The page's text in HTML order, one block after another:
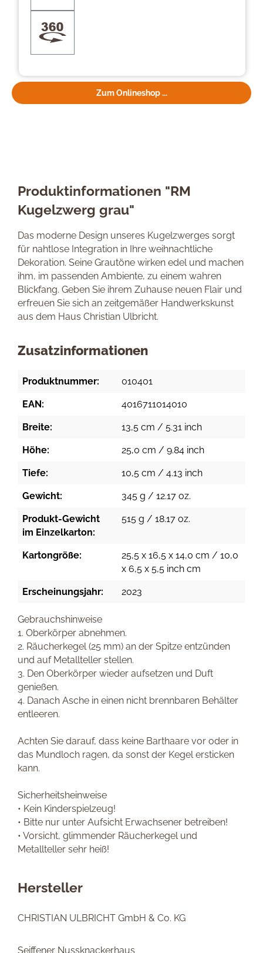
Zum Onlineshop ...
Produktinformationen "RM
Kugelzwerg grau"
Das moderne Design unseres Kugelzwerges sorgt
für nahtlose Integration in Ihre weihnachtliche
Dekoration. Seine Grautöne wirken edel und machen
ihm, im passenden Ambiente, zu einem wahren
Blickfang. Geben Sie ihrem Zuhause neuen Flair und
erfreuen Sie sich an zeitgemäßer Handwerkskunst
aus dem Haus Christian Ulbricht.
Zusatzinformationen
Produktnummer: 010401
EAN: 4016711014010
Breite: 13,5 cm / 5.31 inch
Höhe: 25,0 cm / 9.84 inch
Tiefe: 10,5 cm / 4.13 inch
Gewicht: 345 g / 12.17 oz.
Produkt-Gewicht
im Einzelkarton:
515 g / 18.17 oz.
Kartongröße:
25,5 x 16,5 x 14,0 cm / 10,0
x 6,5 x 5,5 inch cm
Erscheinungsjahr: 2023
Gebrauchshinweise
1. Oberkörper abnehmen.
2. Räucherkegel (25 mm) an der Spitze entzünden
und auf Metallteller stellen.
3. Den Oberkörper wieder aufsetzen und Duft
genießen.
4. Danach Asche in einen nicht brennbaren Behälter
entleeren.
Achten Sie darauf, dass keine Barthaare vor oder in
das Mundloch ragen, da sonst der Kegel ersticken
kann.
Sicherheitsheinweise
• Kein Kinderspielzeug!
• Bitte nur unter Aufsicht Erwachsener betreiben!
• Vorsicht, glimmender Räucherkegel und
Metallteller sehr heiß!
Hersteller
CHRISTIAN ULBRICHT GmbH & Co. KG
Seiffener Nussknackerhaus